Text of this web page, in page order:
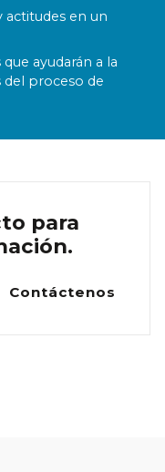
en un
ayudarán a la
del proceso de
para
Contáctenos